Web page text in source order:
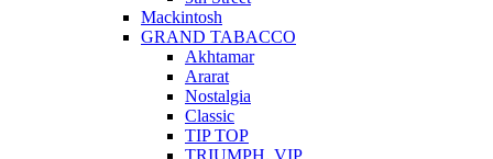
Mackintosh
GRAND TABACCO
Akhtamar
Ararat
Nostalgia
Classic
TIP TOP
TRIUMPH. VIP